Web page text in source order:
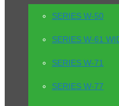
SERIES W-50
SERIES W-61
SERIES W-71
SERIES W-77